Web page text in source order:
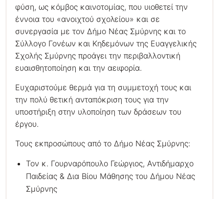
φύση, ως κόμβος καινοτομίας, που υιοθετεί την
έννοια του «ανοιχτού σχολείου» και σε
συνεργασία με τον Δήμο Νέας Σμύρνης και το
Σύλλογο Γονέων και Κηδεμόνων της Ευαγγελικής
Σχολής Σμύρνης προάγει την περιβαλλοντική
ευαισθητοποίηση και την αειφορία.
Ευχαριστούμε θερμά για τη συμμετοχή τους και
την πολύ θετική ανταπόκριση τους για την
υποστήριξη στην υλοποίηση των δράσεων του
έργου.
Τους εκπροσώπους από το Δήμο Νέας Σμύρνης:
Τον κ. Γουρναρόπουλο Γεώργιος, Αντιδήμαρχο
Παιδείας & Δια Βίου Μάθησης του Δήμου Νέας
Σμύρνης